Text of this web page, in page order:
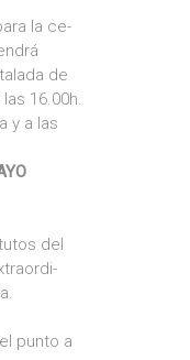
la ce-
de
16.00h.
y a las
del
punto a